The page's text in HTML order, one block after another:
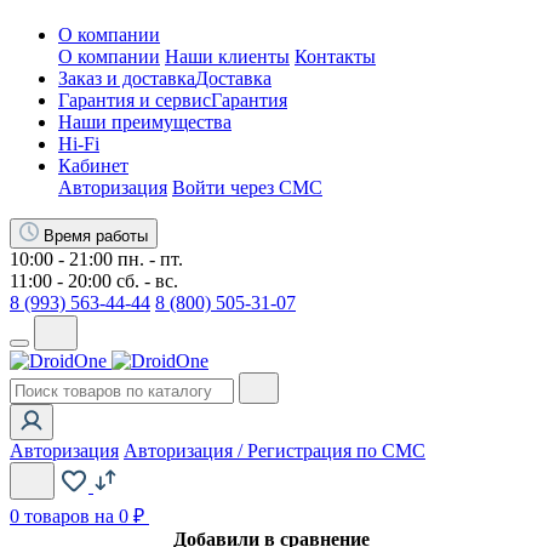
О компании
О компании Наши клиенты Контакты
Заказ и доставкаДоставка
Гарантия и сервисГарантия
Наши преимущества
Hi-Fi
Кабинет
Авторизация Войти через СМС
Время работы
10:00 - 21:00 пн. - пт.
11:00 - 20:00 сб. - вс.
8 (993) 563-44-44 8 (800) 505-31-07
Авторизация Авторизация / Регистрация по СМС
0 товаров на 0 ₽
Добавили в сравнение